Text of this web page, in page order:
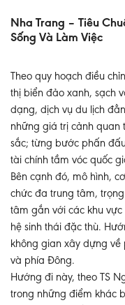
Nha Trang – Tiêu
Sống Và Làm Việc
Theo quy hoạch điều
thị biển đảo xanh, sạch
dạng, dịch vụ du lịch
những giá trị cảnh quan
sắc; từng bước phấn
tài chính tầm vóc quốc
Bên cạnh đó, mô hình,
chức đa trung tâm,
tâm gắn với các khu
hệ sinh thái đặc thù.
không gian xây dựng về
và phía Đông.
Hướng đi này, theo TS
trong những điểm khác